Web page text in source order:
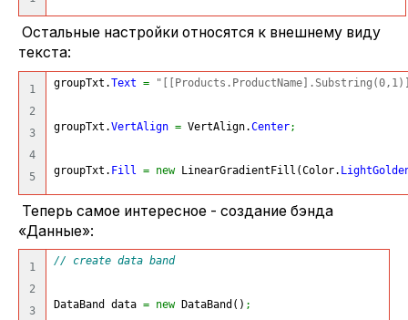
Остальные настройки относятся к внешнему виду
текста:
1
2
3
4
groupTxt.Text =
groupTxt.VertAlign = VertAlign.Center;
groupTxt. Fill = new LinearGradientFill (Color.
Теперь самое интересное - создание бэнда
«Данные»:
1
2
// create data band
DataBand data = new DataBand ( ) ;